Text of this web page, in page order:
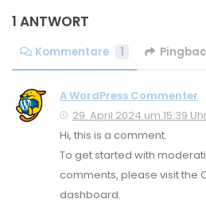
1 ANTWORT
Kommentare 1
A WordPress Commenter
29. April 2024 um 15:39
Hi, this is a comment.
To get started with
comments, please visit the
dashboard.